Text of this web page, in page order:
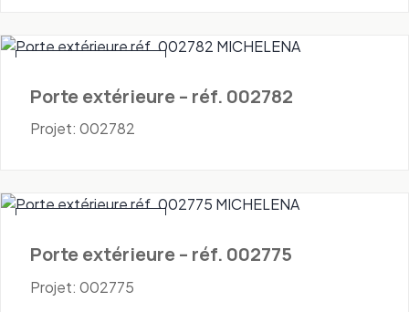
Porte extérieure – réf. 002782
Projet: 002782
Porte extérieure – réf. 002775
Projet: 002775